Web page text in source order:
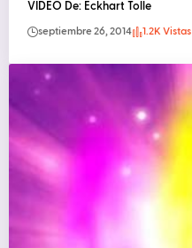
VIDEO De: Eckhart Tolle
septiembre 26, 2014 1.2K Vistas